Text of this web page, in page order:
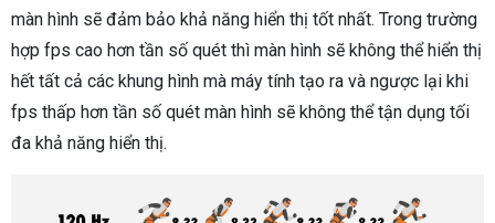
màn hình sẽ đảm bảo khả năng hiển thị tốt nhất. Trong trường
hợp fps cao hơn tần số quét thì màn hình sẽ không thể hiển thị
hết tất cả các khung hình mà máy tính tạo ra và ngược lại khi
fps thấp hơn tần số quét màn hình sẽ không thể tận dụng tối
đa khả năng hiển thị.